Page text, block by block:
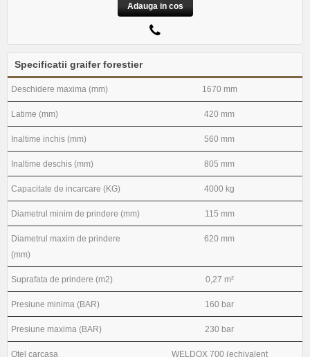
Adauga in cos
Specificatii graifer forestier
Deschidere maxima (mm) 1670 mm
Latime (mm) 420 mm
Inaltime inchis (mm) 560 mm
Inaltime deschis (mm) 805 mm
Capacitate de incarcare (KG) 4000 kg
Diametrul minim de prindere (mm) 115 mm
Diametrul maxim de prindere
(mm)
620 mm
Suprafata de prindere (m2) 0,27 m²
Presiune minima (BAR) 160 bar
Presiune maxima (BAR) 230 bar
Otel carcasa
WELDOX 700 (echivalent